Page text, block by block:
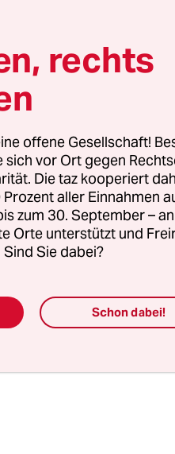
Kanzlerin am
gern
schreitet.
über die
ihrem Kurs in der
am
im hessischen
Rettung
rechts
offene Gesellschaft!
sich vor Ort gegen
Die taz kooperiert
aller Einnahmen
zum 30. September –
Orte unterstützt und
Sie dabei?
Schon dabei!